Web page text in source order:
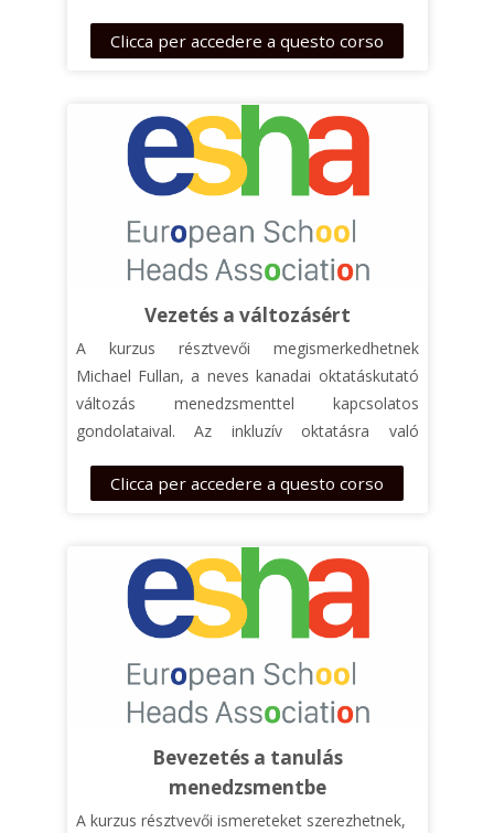
kurzusban a résztvevők megismerkedhetnek az
hogy kik a legfontosabb szövetségesek, akikkel
a tanárok együtt dolgozhatnak, és mik a fő
kihívások, amelyekkel ezen a téren
Clicca per accedere a questo corso
Vezetés a változásért
A kurzus résztvevői megismerkedhetnek
Michael Fullan, a neves kanadai oktatáskutató
változás menedzsmenttel kapcsolatos
gondolataival. Az inkluzív oktatásra való
az iskolákban, és a változás megfelelő
résztvevők tervet készíthetnek, hogy saját
intézményükben hogyan vezessenek be egy
rendszerszintű változást.
Clicca per accedere a questo corso
Bevezetés a tanulás
menedzsmentbe
A kurzus résztvevői ismereteket szerezhetnek,